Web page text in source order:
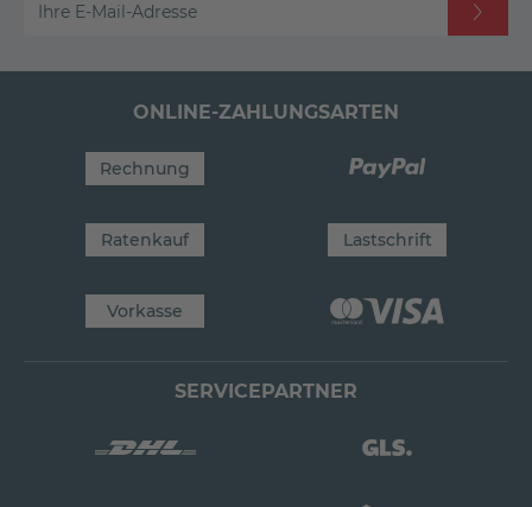
Ihre E-Mail-Adresse
ONLINE-ZAHLUNGSARTEN
Rechnung
Ratenkauf Lastschrift
Vorkasse
SERVICEPARTNER